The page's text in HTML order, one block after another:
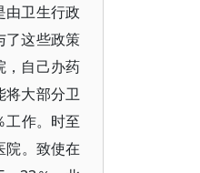
由卫生行政
了这些政策
，自己办药
将大部分卫
工作。时至
院。致使在